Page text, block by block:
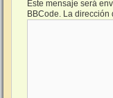
Este mensaje será
BBCode. La